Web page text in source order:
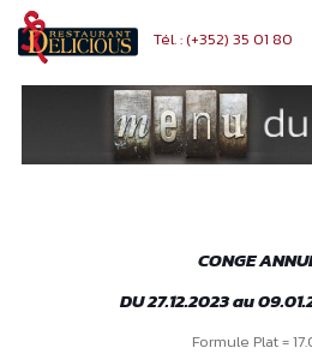
Tél. :(+352) 35 01 80
CONGE
DU 27.12.2023 au
Formule Plat =